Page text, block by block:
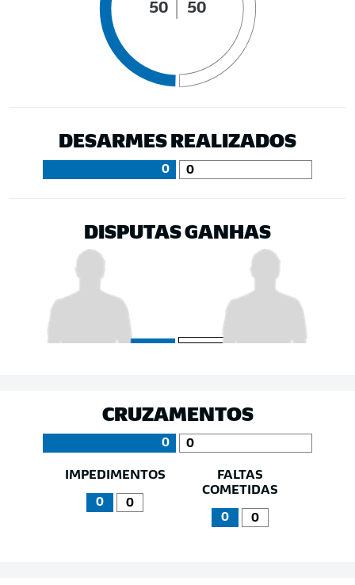
50 50
DESARMES REALIZADOS
0 0
DISPUTAS GANHAS
CRUZAMENTOS
0 0
IMPEDIMENTOS
0 0
FALTAS
COMETIDAS
0 0